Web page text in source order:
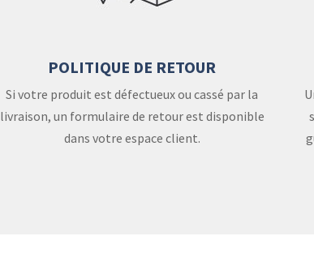
POLITIQUE DE RETOUR
Si votre produit est défectueux ou cassé par la
livraison, un formulaire de retour est disponible
dans votre espace client.